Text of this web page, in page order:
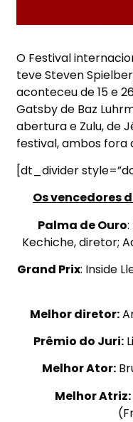
O Festival
teve Steven
aconteceu de 15 e
Gatsby de Baz
abertura e Zulu, de
festival, ambos fora
[dt_divider
Os vencedores
Palma de Ouro
Kechiche, diretor;
Grand Prix: Inside
Melhor diretor:
Prêmio do Juri:
Melhor Ator:
Melhor Atriz: